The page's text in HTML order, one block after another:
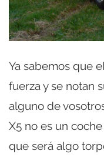
Ya sabemos que
fuerza y se notan
alguno de
X5 no es un
que será algo